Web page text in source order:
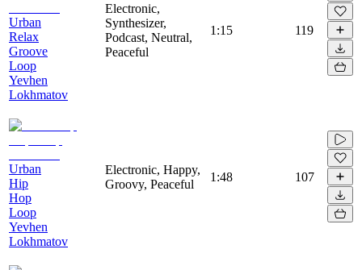
Urban
Relax
Groove
Loop
Yevhen
Lokhmatov
Electronic,
Synthesizer,
Podcast, Neutral,
Peaceful
1:15 119
Urban
Hip
Hop
Loop
Yevhen
Lokhmatov
Electronic, Happy,
Groovy, Peaceful
1:48 107